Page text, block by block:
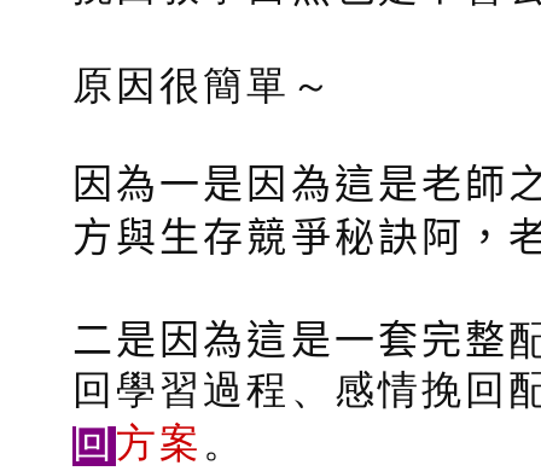
原因很簡單～
因為一是因為這是老師
方與生存競爭秘訣阿，
二是因為這是一套完整
回學習過程、感情挽回
回方案。